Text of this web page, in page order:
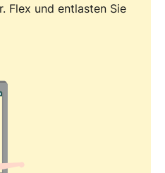
Flex und entlasten Sie